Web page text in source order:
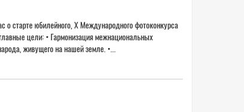
о старте юбилейного, Х Международного фотоконкурса
цели: • Гармонизация межнациональных
живущего на нашей земле. •...